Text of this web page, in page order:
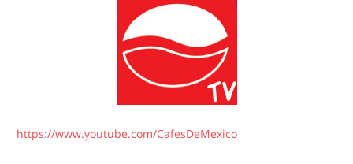
https://www.youtube.com/CafesDeMexico